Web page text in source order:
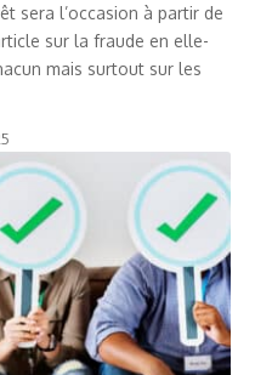
sera l’occasion à partir de
sur la fraude en elle-
mais surtout sur les